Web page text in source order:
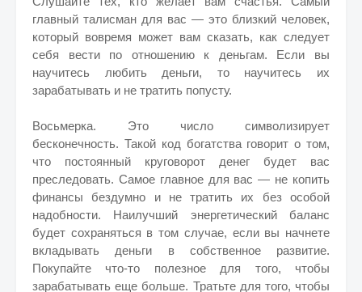
главный талисман для вас — это близкий человек,
который вовремя может вам сказать, как следует
себя вести по отношению к деньгам. Если вы
научитесь любить деньги, то научитесь их
зарабатывать и не тратить попусту.
Восьмерка. Это число символизирует
бесконечность. Такой код богатства говорит о том,
что постоянный круговорот денег будет вас
преследовать. Самое главное для вас — не копить
финансы бездумно и не тратить их без особой
надобности. Наилучший энергетический баланс
будет сохраняться в том случае, если вы начнете
вкладывать деньги в собственное развитие.
Покупайте что-то полезное для того, чтобы
зарабатывать еще больше. Тратьте для того, чтобы